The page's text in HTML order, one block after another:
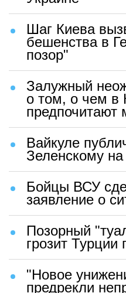
Шаг Киева
бешенства в
позор"
Залужный
о том, о чем в
предпочитают
Вайкуле
Зеленскому
Бойцы ВСУ
заявление о
Позорный
грозит Турции
"Новое
предрекли